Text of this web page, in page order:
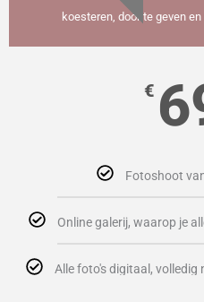
koesteren, door te geven
€
Fotoshoot
Online galerij, waarop je
Alle foto's digitaal,